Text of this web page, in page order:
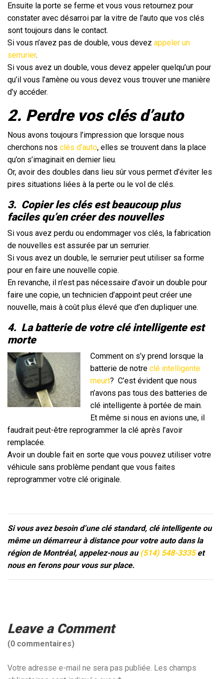
Ensuite la porte se ferme et vous vous retournez pour
constater avec désarroi par la vitre de l’auto que vos clés
sont toujours dans le contact.
Si vous n’avez pas de double, vous devez appeler un
serrurier.
Si vous avez un double, vous devez appeler quelqu’un pour
qu’il vous l’amène ou vous devez vous trouver une manière
d’y accéder.
2. Perdre vos clés d’auto
Nous avons toujours l’impression que lorsque nous
cherchons nos clés d’auto, elles se trouvent dans la place
qu’on s’imaginait en dernier lieu.
Or, avoir des doubles dans lieu sûr vous permet d’éviter les
pires situations liées à la perte ou le vol de clés.
3. Copier les clés est beaucoup plus
faciles qu’en créer des nouvelles
Si vous avez perdu ou endommager vos clés, la fabrication
de nouvelles est assurée par un serrurier.
Si vous avez un double, le serrurier peut utiliser sa forme
pour en faire une nouvelle copie.
En revanche, il n’est pas nécessaire d’avoir un double pour
faire une copie, un technicien d’appoint peut créer une
nouvelle, mais à coût plus élevé que d’en dupliquer une.
4. La batterie de votre clé intelligente est
morte
Comment on s’y prend lorsque la
batterie de notre clé intelligente
meurt? C’est évident que nous
n’avons pas tous des batteries de
clé intelligente à portée de main.
Et même si nous en avions une, il
faudrait peut-être reprogrammer la clé après l’avoir
remplacée.
Avoir un double fait en sorte que vous pouvez utiliser votre
véhicule sans problème pendant que vous faites
reprogrammer votre clé originale.
Si vous avez besoin d’une clé standard, clé intelligente ou
même un démarreur à distance pour votre auto dans la
région de Montréal, appelez-nous au (514) 548-3335et
nous en ferons pour vous sur place.
Leave a Comment
(0 commentaires)
Votre adresse e-mail ne sera pas publiée. Les champs